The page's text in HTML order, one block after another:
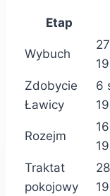
Etap
Wybuch
Zdobycie
Ławicy
6
Rozejm
Traktat
pokojowy